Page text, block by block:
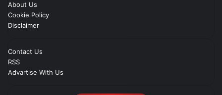
About Us
Cookie Policy
Disclaimer
Contact Us
RSS
Advartise With Us